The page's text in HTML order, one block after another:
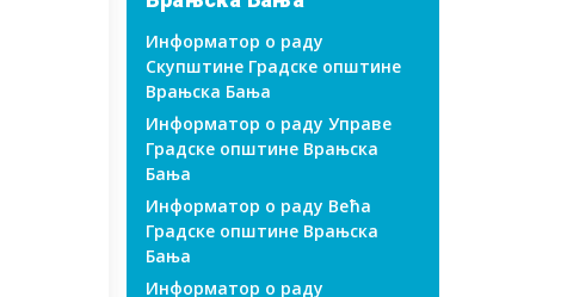
Информатор о раду
Скупштине Градске општине
Врањска Бања
Информатор о раду Управе
Градске општине Врањска
Бања
Информатор о раду Већа
Градске општине Врањска
Бања
Информатор о раду